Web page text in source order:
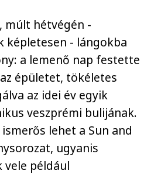
múlt hétvégén -
képletesen - lángokba
a lemenő nap festette
épületet, tökéletes
az idei év egyik
veszprémi bulijának.
lehet a Sun and
ugyanis
például